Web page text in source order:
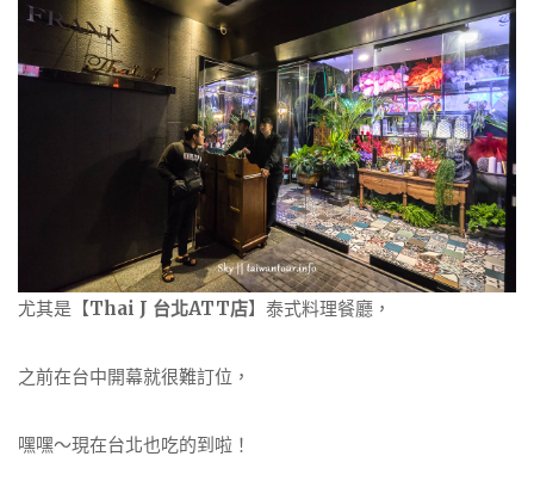
尤其是【Thai J 台北ATT店】泰式料理餐廳，
之前在台中開幕就很難訂位，
嘿嘿～現在台北也吃的到啦！